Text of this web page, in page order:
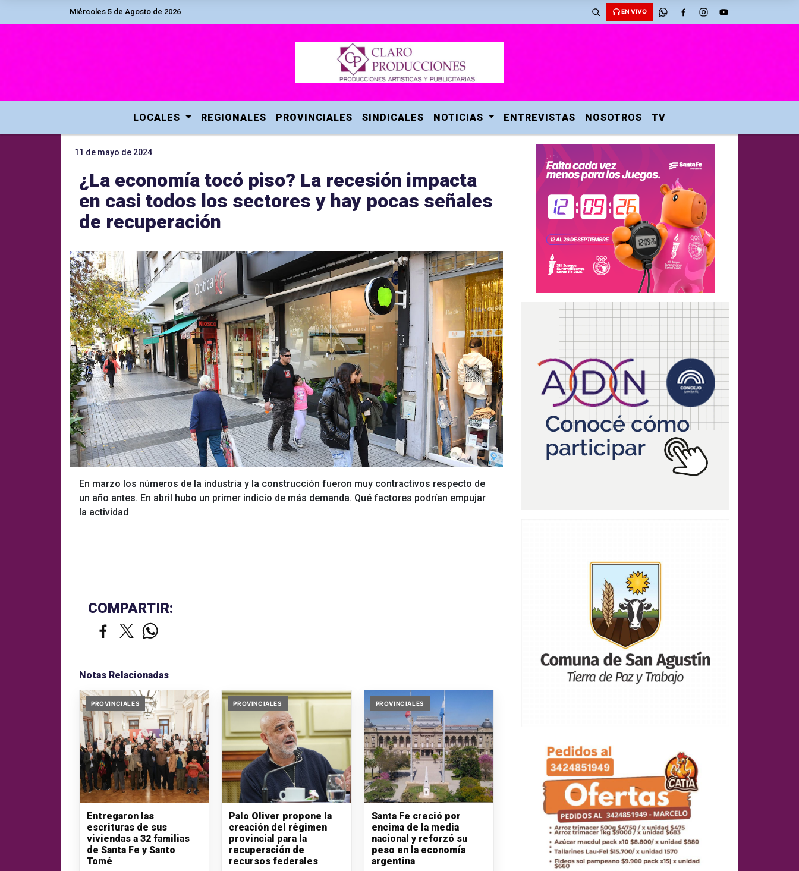
Miércoles 5 de Agosto de 2026 EN VIVO
LOCALES REGIONALES PROVINCIALES SINDICALES NOTICIAS ENTREVISTAS NOSOTROS TV
11 de mayo de 2024
¿La economía tocó piso? La recesión impacta
en casi todos los sectores y hay pocas señales
de recuperación
En marzo los números de la industria y la construcción fueron muy contractivos respecto de
un año antes. En abril hubo un primer indicio de más demanda. Qué factores podrían empujar
la actividad
COMPARTIR:
Notas Relacionadas
PROVINCIALES
Entregaron las
escrituras de sus
viviendas a 32 familias
de Santa Fe y Santo
Tomé
PROVINCIALES
Palo Oliver propone la
creación del régimen
provincial para la
recuperación de
recursos federales
PROVINCIALES
Santa Fe creció por
encima de la media
nacional y reforzó su
peso en la economía
argentina